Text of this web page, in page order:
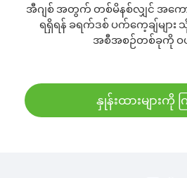
အီဂျစ် အတွက် တစ်မိနစ်လျှင် အကော
ရရှိရန် ခရက်ဒစ် ပက်ကေ့ချ်များ
အစီအစဉ်တစ်ခုကို ဝ
နှုန်းထားများကို